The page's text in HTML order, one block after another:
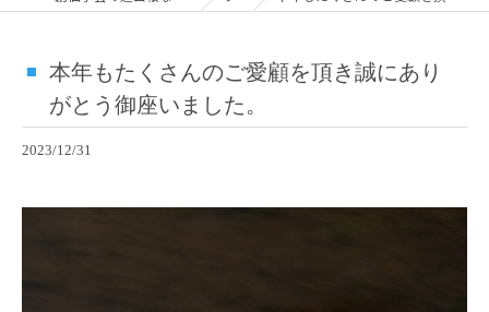
本年もたくさんのご愛顧を頂き誠にあり
がとう御座いました。
2023/12/31